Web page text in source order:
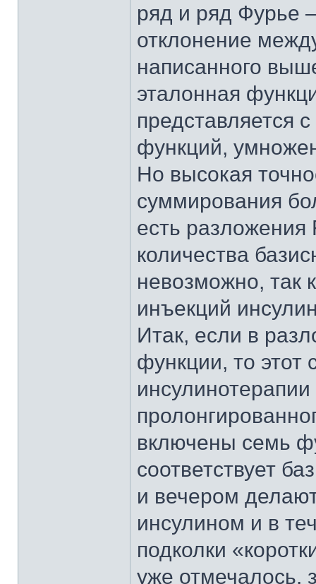
ряд и ряд Фурье
отклонение
написанного
эталонная
представляется
функций,
Но высокая
суммирования
есть разложения
количества
невозможно, так
инъекций
Итак, если в
функции, то этот
включены семь
соответствует
и вечером
инсулином и в
подколки
уже отмечалось,